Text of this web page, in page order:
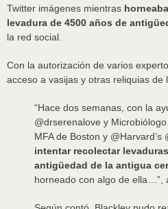
Twitter imágenes mientras
levadura de 4500 años de
la red social.
Con la autorización de varios
acceso a vasijas y otras reliquias de
“Hace dos semanas, con la
@drserenalove y
MFA de Boston y @Harvard’s
intentar recolectar
antigüedad de la antigua
horneado con algo de ella…”,